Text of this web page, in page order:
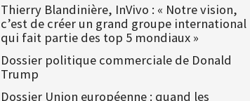
Thierry Blandinière, InVivo : « Notre vision,
c’est de créer un grand groupe international
qui fait partie des top 5 mondiaux »
Dossier politique commerciale de Donald
Trump
Dossier Union européenne : quand les